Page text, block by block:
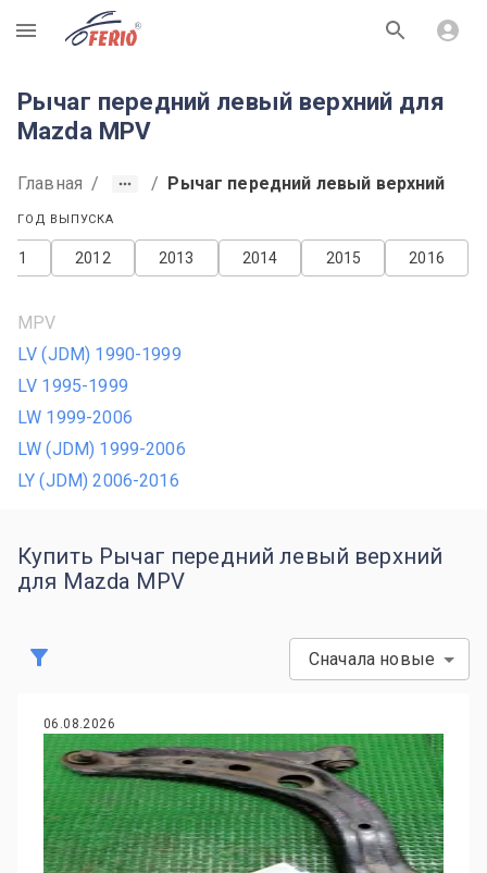
R
Рычаг передний левый верхний для
Mazda MPV
Главная / / Рычаг передний левый верхний
ГОД ВЫПУСКА
2016
2015
2014
2013
2012
MPV
LV (JDM) 1990-1999
LV 1995-1999
LW 1999-2006
LW (JDM) 1999-2006
LY (JDM) 2006-2016
Купить Рычаг передний левый верхний
для Mazda MPV
Сначала новые
06.08.2026